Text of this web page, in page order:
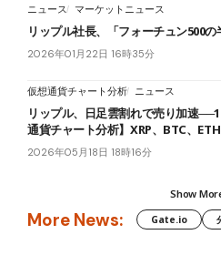
ニュース マーケットニュース
リップル社長、「フォーチュン500
2026年01月22日 16時35分
仮想通貨チャート分析 ニュース
リップル、日足雲割れで売り加速
通貨チャート分析】XRP、BTC、
2026年05月18日 18時16分
Show
More News: Gate.io